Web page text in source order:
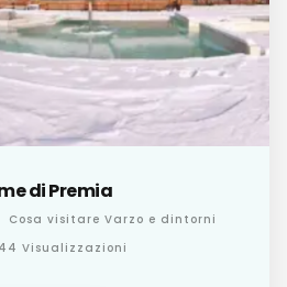
di Premia
Cosa visitare Varzo e dintorni
Visualizzazioni